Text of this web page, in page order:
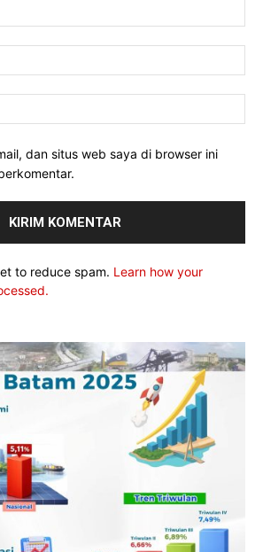
dan situs web saya di browser ini
to reduce spam. Learn how your